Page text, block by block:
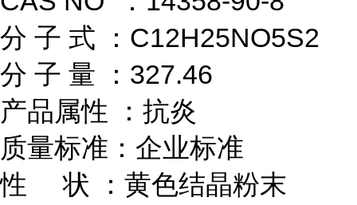
分 子 式 ：
分 子 量 ：327.46
产品属性 ：抗炎
质量标准：企业标准
性     状 ：黄色结晶粉